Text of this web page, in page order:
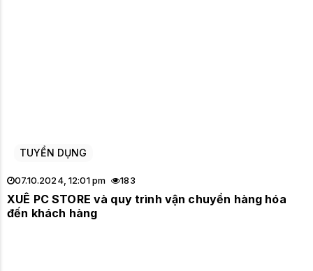
TUYỂN DỤNG
07.10.2024, 12:01 pm 183
XUÊ PC STORE và quy trình vận chuyển hàng hóa
đến khách hàng